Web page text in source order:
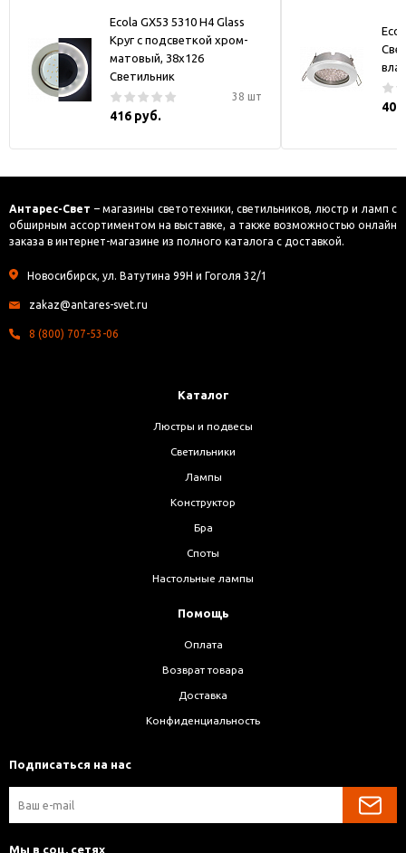
Ecola GX53 5310 H4 Glass
Круг с подсветкой хром-
матовый, 38x126
Светильник
38 шт
416 руб.
Антарес-Свет – магазины светотехники, светильников, люстр и ламп с
обширным ассортиментом на выставке, а также возможностью онлайн
заказа в интернет-магазине из полного каталога с доставкой.
Новосибирск, ул. Ватутина 99Н и Гоголя 32/1
zakaz@antares-svet.ru
8 (800) 707-53-06
Каталог
Люстры и подвесы
Светильники
Лампы
Конструктор
Бра
Споты
Настольные лампы
Помощь
Оплата
Возврат товара
Доставка
Конфиденциальность
Подписаться на нас
Мы в соц. сетях